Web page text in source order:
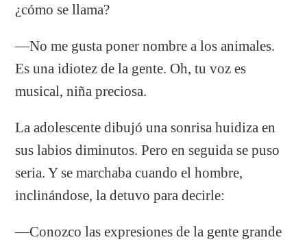
¿cómo se llama?
—No me gusta poner nombre a los animales.
Es una idiotez de la gente. Oh, tu voz es
musical, niña preciosa.
La adolescente dibujó una sonrisa huidiza en
sus labios diminutos. Pero en seguida se puso
seria. Y se marchaba cuando el hombre,
inclinándose, la detuvo para decirle:
—Conozco las expresiones de la gente grande